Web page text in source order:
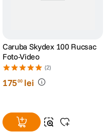
Caruba Skydex 100 Rucsac
Foto-Video
(2)
17500 lei